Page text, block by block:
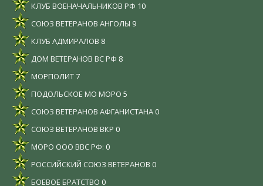
КЛУБ ВОЕНАЧАЛЬНИКОВ РФ 10
СОЮЗ ВЕТЕРАНОВ АНГОЛЫ 9
КЛУБ АДМИРАЛОВ 8
ДОМ ВЕТЕРАНОВ ВС РФ 8
МОРПОЛИТ7
ПОДОЛЬСКОЕ МО МОРО 5
СОЮЗ ВЕТЕРАНОВ АФГАНИСТАНА 0
СОЮЗ ВЕТЕРАНОВ ВКР 0
МОРО ООО ВВС РФ: 0
РОССИЙСКИЙ СОЮЗ ВЕТЕРАНОВ 0
БОЕВОЕ БРАТСТВО 0